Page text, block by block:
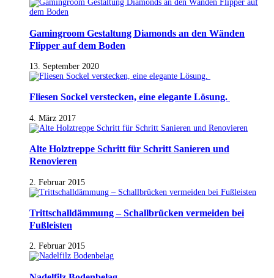
Gamingroom Gestaltung Diamonds an den Wänden
Flipper auf dem Boden
13. September 2020
Fliesen Sockel verstecken, eine elegante Lösung.
4. März 2017
Alte Holztreppe Schritt für Schritt Sanieren und
Renovieren
2. Februar 2015
Trittschalldämmung – Schallbrücken vermeiden bei
Fußleisten
2. Februar 2015